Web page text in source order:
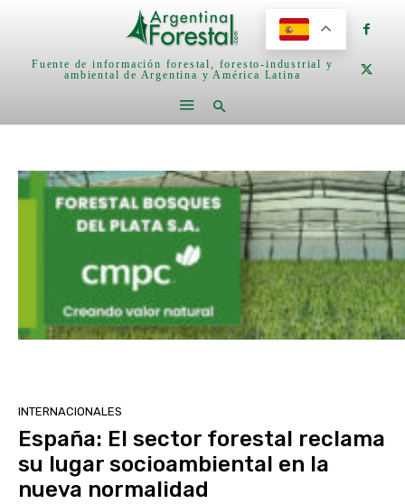
Fuente de información forestal, foresto-industrial y
ambiental de Argentina y América Latina
INTERNACIONALES
España: El sector forestal reclama
su lugar socioambiental en la
nueva normalidad